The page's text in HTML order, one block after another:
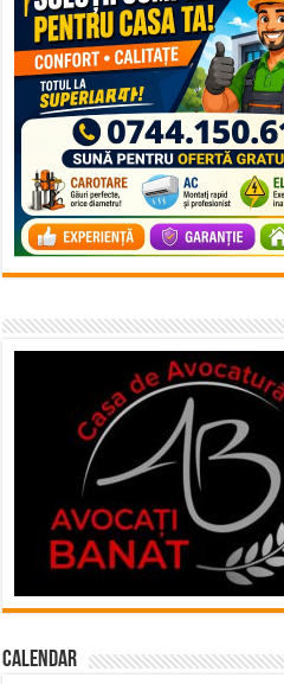
Calendar